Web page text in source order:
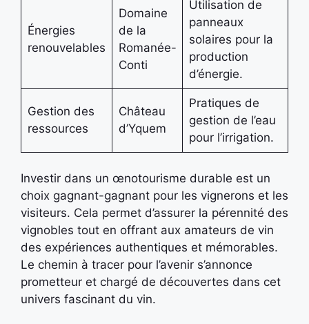
Énergies
renouvelables
Domaine
de la
Romanée-
Conti
Utilisation de
panneaux
solaires pour la
production
d’énergie.
Gestion des
ressources
Château
d’Yquem
Pratiques de
gestion de l’eau
pour l’irrigation.
Investir dans un œnotourisme durable est un
choix gagnant-gagnant pour les vignerons et les
visiteurs. Cela permet d’assurer la pérennité des
vignobles tout en offrant aux amateurs de vin
des expériences authentiques et mémorables.
Le chemin à tracer pour l’avenir s’annonce
prometteur et chargé de découvertes dans cet
univers fascinant du vin.